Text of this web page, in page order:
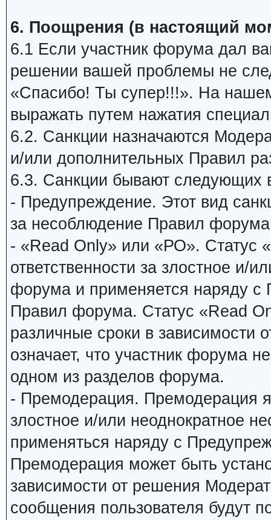
6. Поощрения (в настоящий
6.1 Если участник форума дал
решении вашей проблемы не
«Спасибо! Ты супер!!!». На
выражать путем нажатия
6.2. Санкции назначаются
и/или дополнительных Правил
6.3. Санкции бывают следующих
- Предупреждение. Этот вид
за несоблюдение Правил
- «Read Only» или «РО». Статус
ответственности за злостное и/
форума и применяется наряду
Правил форума. Статус «Read
различные сроки в зависимости
означает, что участник форума
одном из разделов форума.
- Премодерация. Премодерация
злостное и/или неоднократное
применяться наряду с
Премодерация может быть
зависимости от решения
сообщения пользователя будут